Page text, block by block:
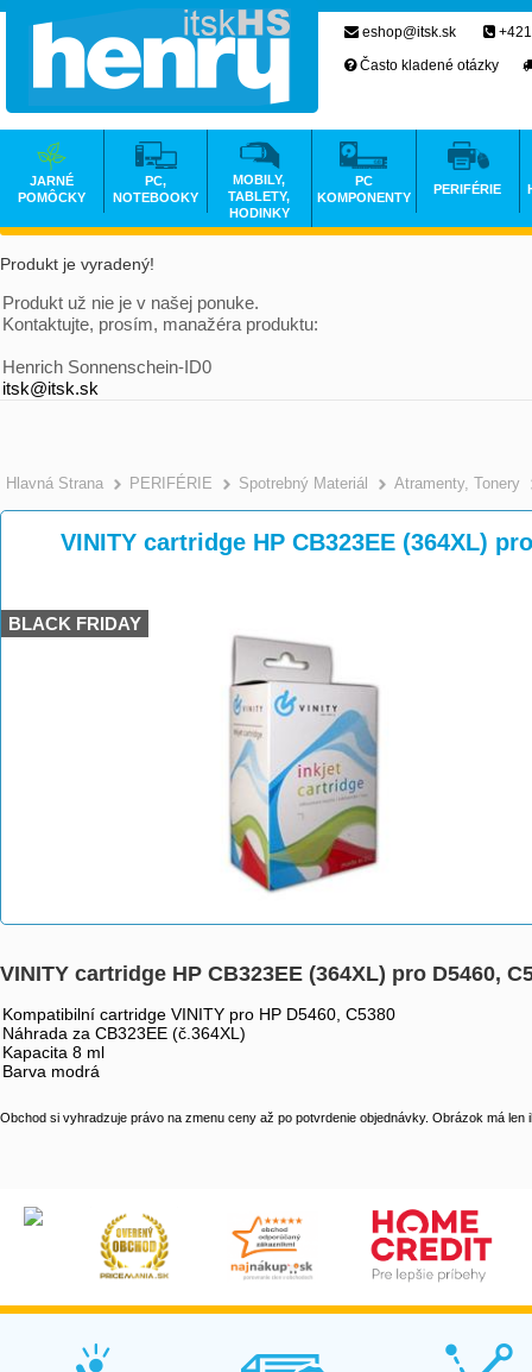
Produkt je vyradený!
Produkt už nie je v našej ponuke.
Kontaktujte, prosím, manažéra produktu:
Henrich Sonnenschein-ID0
itsk@itsk.sk
Hlavná Strana >
PERIFÉRIE >
Spotrebný Materiál >
Atramenty, Tonery
VINITY cartridge HP CB323EE (364XL)
BLACK FRIDAY
VINITY cartridge HP CB323EE (364XL) pro D5460,
Kompatibilní cartridge VINITY pro HP D5460, C5380
Náhrada za CB323EE (č.364XL)
Kapacita 8 ml
Barva modrá
Obchod si vyhradzuje právo na zmenu ceny až po potvrdenie objednávky. Obrázok má len
eshop@itsk.sk
Často kladené otázky
JARNÉ
POMÔCKY
PC,
NOTEBOOKY
MOBILY,
TABLETY,
HODINKY
PC
KOMPONENTY
PERIFÉRIE